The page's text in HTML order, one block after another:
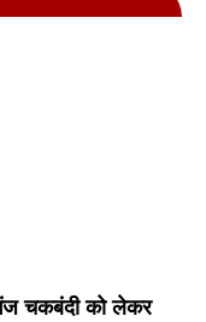
चकबंदी को लेकर